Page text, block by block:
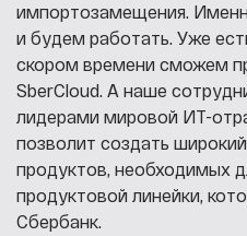
импортозамещения.
и будем работать. Уже
скором времени сможем
SberCloud. А наше
лидерами мировой ИТ-
позволит создать
продуктов, необходимых
продуктовой линейки,
Сбербанк.